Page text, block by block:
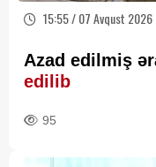
15:55 / 07 Avqust 2026
Azad edilmiş
edilib
95